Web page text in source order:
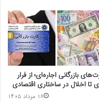
بازرگانی اجاره‌ای؛ از فرار
تا اخلال در ساختاری اقتصادی
۱۸ مرداد ۱۴۰۵